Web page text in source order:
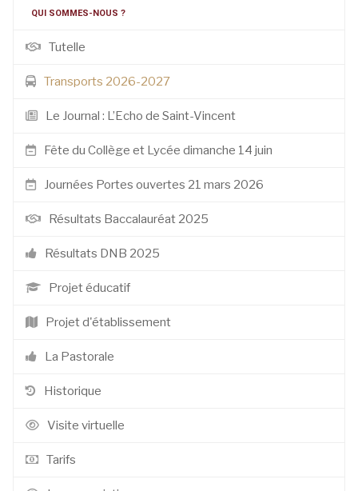
QUI SOMMES-NOUS ?
Tutelle
Transports 2026-2027
Le Journal : L’Echo de Saint-Vincent
Fête du Collège et Lycée dimanche 14 juin
Journées Portes ouvertes 21 mars 2026
Résultats Baccalauréat 2025
Résultats DNB 2025
Projet éducatif
Projet d'établissement
La Pastorale
Historique
Visite virtuelle
Tarifs